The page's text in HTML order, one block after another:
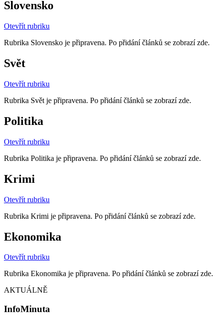
Slovensko
Otevřít rubriku
Rubrika Slovensko je připravena. Po přidání článků se zobrazí zde.
Svět
Otevřít rubriku
Rubrika Svět je připravena. Po přidání článků se zobrazí zde.
Politika
Otevřít rubriku
Rubrika Politika je připravena. Po přidání článků se zobrazí zde.
Krimi
Otevřít rubriku
Rubrika Krimi je připravena. Po přidání článků se zobrazí zde.
Ekonomika
Otevřít rubriku
Rubrika Ekonomika je připravena. Po přidání článků se zobrazí zde.
AKTUÁLNĚ
InfoMinuta